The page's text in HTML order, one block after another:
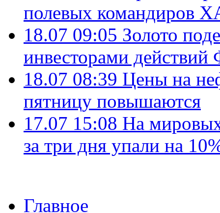
полевых командиров
18.07 09:05 Золото
инвесторами
18.07 08:39 Цены на
пятницу повышаются
17.07 15:08 На
за три дня упали на
Главное